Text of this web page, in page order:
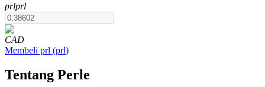
prlprl
CAD
Membeli prl (prl)
Tentang Perle